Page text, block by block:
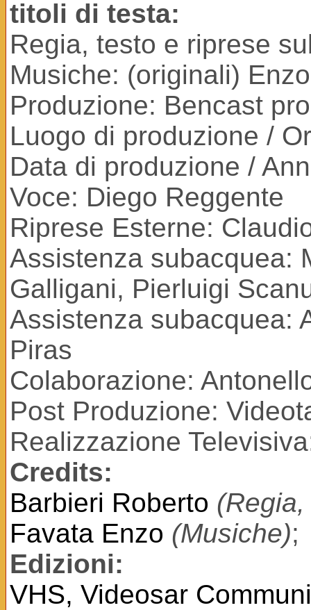
titoli di testa:
Regia, testo e riprese
Musiche: (originali)
Produzione: Bencast
Luogo di produzione /
Data di produzione /
Voce: Diego Reggente
Riprese Esterne:
Assistenza subacquea:
Galligani, Pierluigi
Assistenza subacquea:
Piras
Colaborazione:
Post Produzione:
Realizzazione
Credits:
Barbieri Roberto
Favata Enzo (Musiche);
Edizioni:
VHS, Videosar